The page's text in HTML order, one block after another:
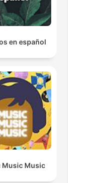
en español
Music Music